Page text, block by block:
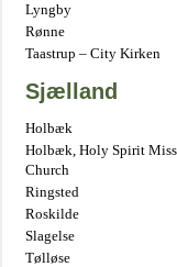
Lyngby
Rønne
Taastrup – City Kirken
Sjælland
Holbæk
Holbæk, Holy Spirit
Church
Ringsted
Roskilde
Slagelse
Tølløse